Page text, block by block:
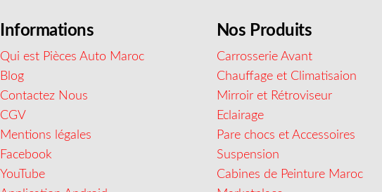
Informations
Qui est Pièces Auto Maroc
Blog
Contactez Nous
CGV
Mentions légales
Facebook
YouTube
Nos Produits
Carrosserie Avant
Chauffage et Climatisaion
Mirroir et Rétroviseur
Eclairage
Pare chocs et Accessoires
Suspension
Cabines de Peinture Maroc